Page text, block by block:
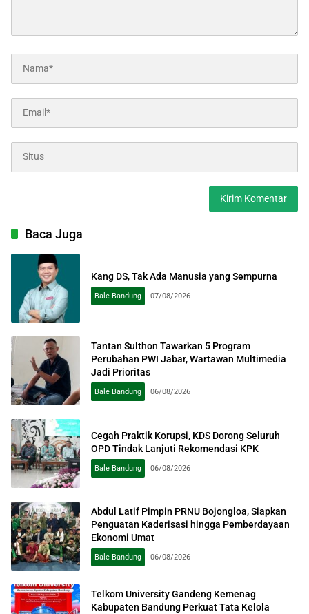
Baca Juga
Kang DS, Tak Ada Manusia yang Sempurna
Bale Bandung 07/08/2026
Tantan Sulthon Tawarkan 5 Program
Perubahan PWI Jabar, Wartawan Multimedia
Jadi Prioritas
Bale Bandung 06/08/2026
Cegah Praktik Korupsi, KDS Dorong Seluruh
OPD Tindak Lanjuti Rekomendasi KPK
Bale Bandung 06/08/2026
Abdul Latif Pimpin PRNU Bojongloa, Siapkan
Penguatan Kaderisasi hingga Pemberdayaan
Ekonomi Umat
Bale Bandung 06/08/2026
Telkom University Gandeng Kemenag
Kabupaten Bandung Perkuat Tata Kelola